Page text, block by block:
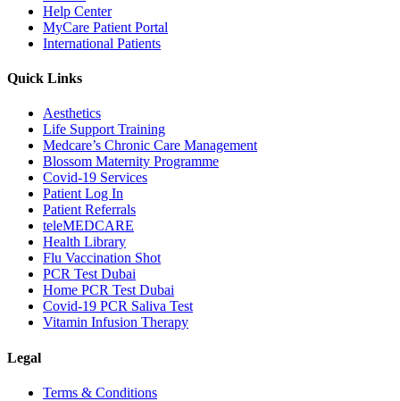
Help Center
MyCare Patient Portal
International Patients
Quick Links
Aesthetics
Life Support Training
Medcare’s Chronic Care Management
Blossom Maternity Programme
Covid-19 Services
Patient Log In
Patient Referrals
teleMEDCARE
Health Library
Flu Vaccination Shot
PCR Test Dubai
Home PCR Test Dubai
Covid-19 PCR Saliva Test
Vitamin Infusion Therapy
Legal
Terms & Conditions